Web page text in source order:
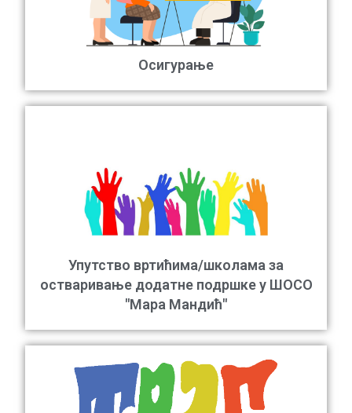
Осигурање
Упутство вртићима/школама за
остваривање додатне подршке у ШОСО
"Мара Мандић"